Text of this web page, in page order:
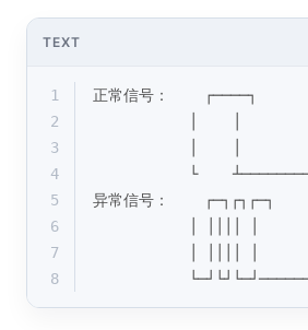
TEXT
1
正常信号：    ┌────┐
2
3
4
└
5
异常信号：
6
7
8